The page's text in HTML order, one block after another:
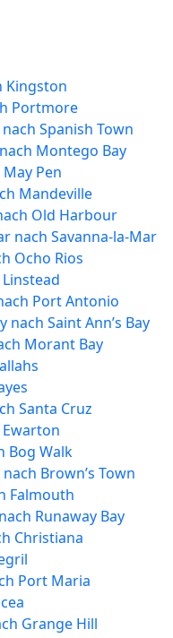
Kingston
Portmore
Spanish Town
Montego Bay
Pen
Mandeville
Old Harbour
nach Savanna-la-Mar
Ocho Rios
Port Antonio
nach Saint Ann’s Bay
Morant Bay
Santa Cruz
Bog Walk
Brown’s Town
Falmouth
Runaway Bay
Christiana
Port Maria
Grange Hill